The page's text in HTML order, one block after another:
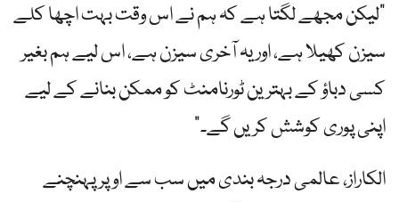
"لیکن مجھے لگتا ہے کہ ہم نے اس وقت بہت اچھا کلے
سیزن کھیلا ہے، اور یہ آخری سیزن ہے، اس لیے ہم بغیر
کسی دباؤ کے بہترین ٹورنامنٹ کو ممکن بنانے کے لیے
اپنی پوری کوشش کریں گے۔”
الکاراز، عالمی درجہ بندی میں سب سے اوپر پہنچنے